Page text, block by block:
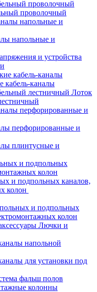
проволочный
напольные и
и устройства
кабель-каналы
Лоток
перфорированные и
плинтусные и
и подпольных каналов,
колон
и подпольных
колон
Лючки и
напольной
для установки под
фальш полов
колонны